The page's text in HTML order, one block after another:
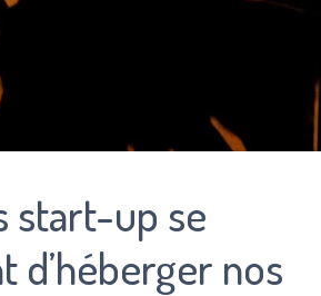
start-up se
d’héberger nos